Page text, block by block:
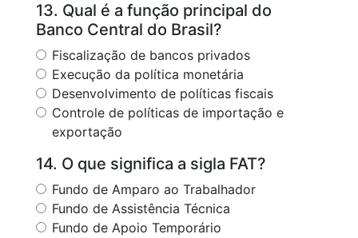
13. Qual é a função principal do
Banco Central do Brasil?
Fiscalização de bancos privados
Execução da política monetária
Desenvolvimento de políticas fiscais
Controle de políticas de importação e
exportação
14. O que significa a sigla FAT?
Fundo de Amparo ao Trabalhador
Fundo de Assistência Técnica
Fundo de Apoio Temporário